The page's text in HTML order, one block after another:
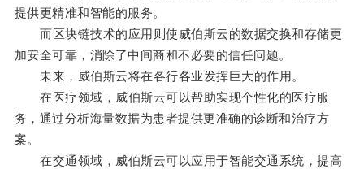
提供更精准和智能的服务。
而区块链技术的应用则使威伯斯云的数据交换和存储更
加安全可靠，消除了中间商和不必要的信任问题。
未来，威伯斯云将在各行各业发挥巨大的作用。
在医疗领域，威伯斯云可以帮助实现个性化的医疗服
务，通过分析海量数据为患者提供更准确的诊断和治疗方
案。
在交通领域，威伯斯云可以应用于智能交通系统，提高